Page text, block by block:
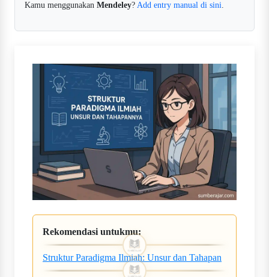
Kamu menggunakan Mendeley? Add entry manual di sini.
Rekomendasi untukmu:
Struktur Paradigma Ilmiah: Unsur dan Tahapan